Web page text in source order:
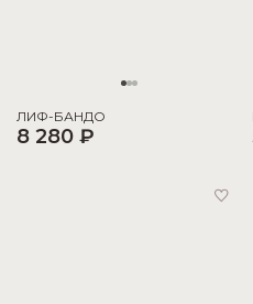
ЛИФ-БАНДО
8 280 ₽